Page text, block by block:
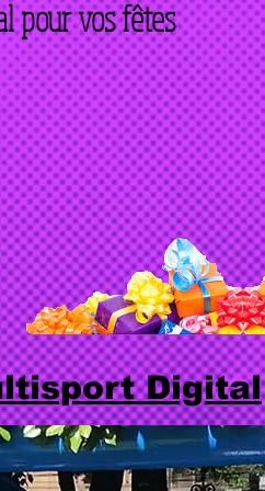
pour vos fêtes
Digital